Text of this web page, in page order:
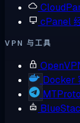
cPanel
VPN 与工具
Docker